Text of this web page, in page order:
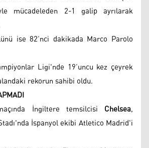
mücadeleden 2-1 galip ayrılarak
ise 82’nci dakikada Marco Parolo
Ligi'nde 19’uncu kez çeyrek
rekorun sahibi oldu.
İngiltere temsilcisi Chelsea,
İspanyol ekibi Atletico Madrid'i